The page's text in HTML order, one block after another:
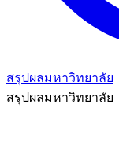
สรุปผลมหาวิทยาลัย
สรุปผลมหาวิทยาลัย